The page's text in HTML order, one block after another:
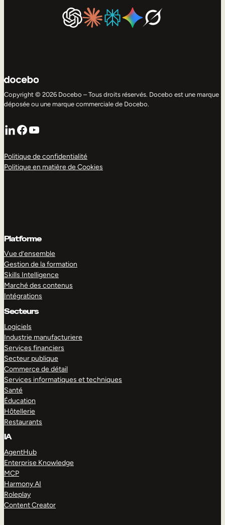
Copyright © 2026 Docebo – Tous droits réservés. Docebo est une marque
déposée ou une marque commerciale de Docebo.
LinkedIn
Facebook
YouTube
Politique de confidentialité
Politique en matière de Cookies
Platforme
Vue d’ensemble
Gestion de la formation
Skills Intelligence
Marché des contenus
Intégrations
Secteurs
Logiciels
Industrie manufacturiere
Services financiers
Secteur publique
Commerce de détail
Services informatiques et techniques
Santé
Éducation
Hôtellerie
Restaurants
IA
AgentHub
Enterprise Knowledge
MCP
Harmony AI
Roleplay
Content Creator